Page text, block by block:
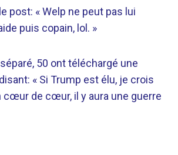
post: « Welp ne peut pas lui
puis copain, lol. »
50 ont téléchargé une
« Si Trump est élu, je crois
cœur de cœur, il y aura une guerre